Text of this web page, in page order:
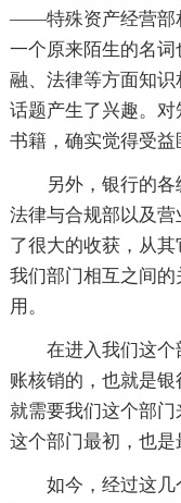
——特殊资产经营部
一个原来陌生的名
融、法律等方面知
话题产生了兴趣。
书籍，确实觉得受益
另外，银行的
法律与合规部以及
了很大的收获，从
我们部门相互之间
用。
在进入我们这
账核销的，也就是银
就需要我们这个部
这个部门最初，也是
如今，经过这